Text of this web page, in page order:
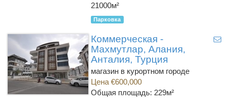
21000м²
Парковка
Коммерческая -
Махмутлар, Алания,
Анталия, Турция
магазин в курортном городе
Цена €600,000
Общая площадь: 229м²